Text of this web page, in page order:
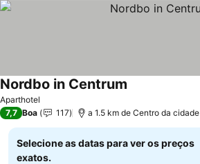
Aparthotel
Nordbo in Centrum
7,7 Boa 117 a 1.5 km de Centro da cidade
Selecione as datas para ver os preços
exatos.